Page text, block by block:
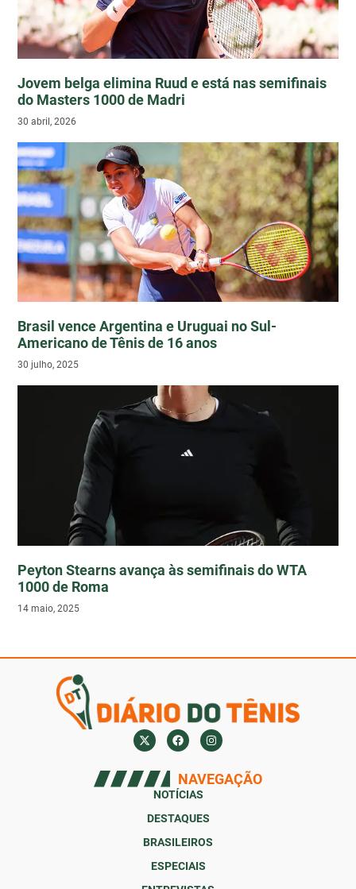
Jovem belga elimina Ruud e está nas semifinais
do Masters 1000 de Madri
30 abril, 2026
Brasil vence Argentina e Uruguai no Sul-
Americano de Tênis de 16 anos
30 julho, 2025
Peyton Stearns avança às semifinais do WTA
1000 de Roma
14 maio, 2025
NAVEGAÇÃO
NOTÍCIAS
DESTAQUES
BRASILEIROS
ESPECIAIS